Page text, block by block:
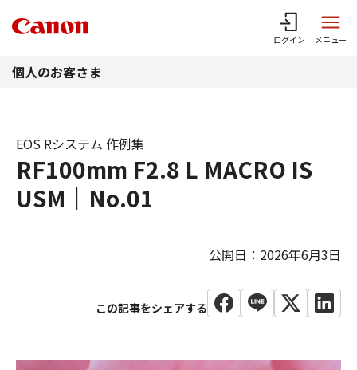
ログイン メニュー
個人のお客さま
RF100mm F2.8 L MACRO IS
USM｜No.01
EOS Rシステム 作例集
公開日：2026年6月3日